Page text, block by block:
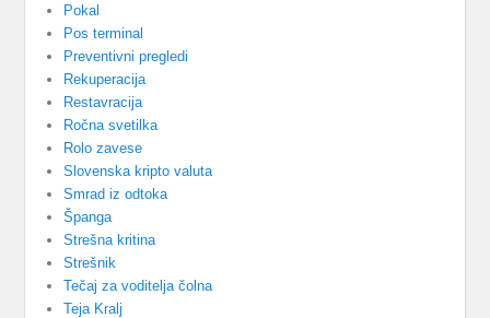
Pokal
Pos terminal
Preventivni pregledi
Rekuperacija
Restavracija
Ročna svetilka
Rolo zavese
Slovenska kripto valuta
Smrad iz odtoka
Španga
Strešna kritina
Strešnik
Tečaj za voditelja čolna
Teja Kralj